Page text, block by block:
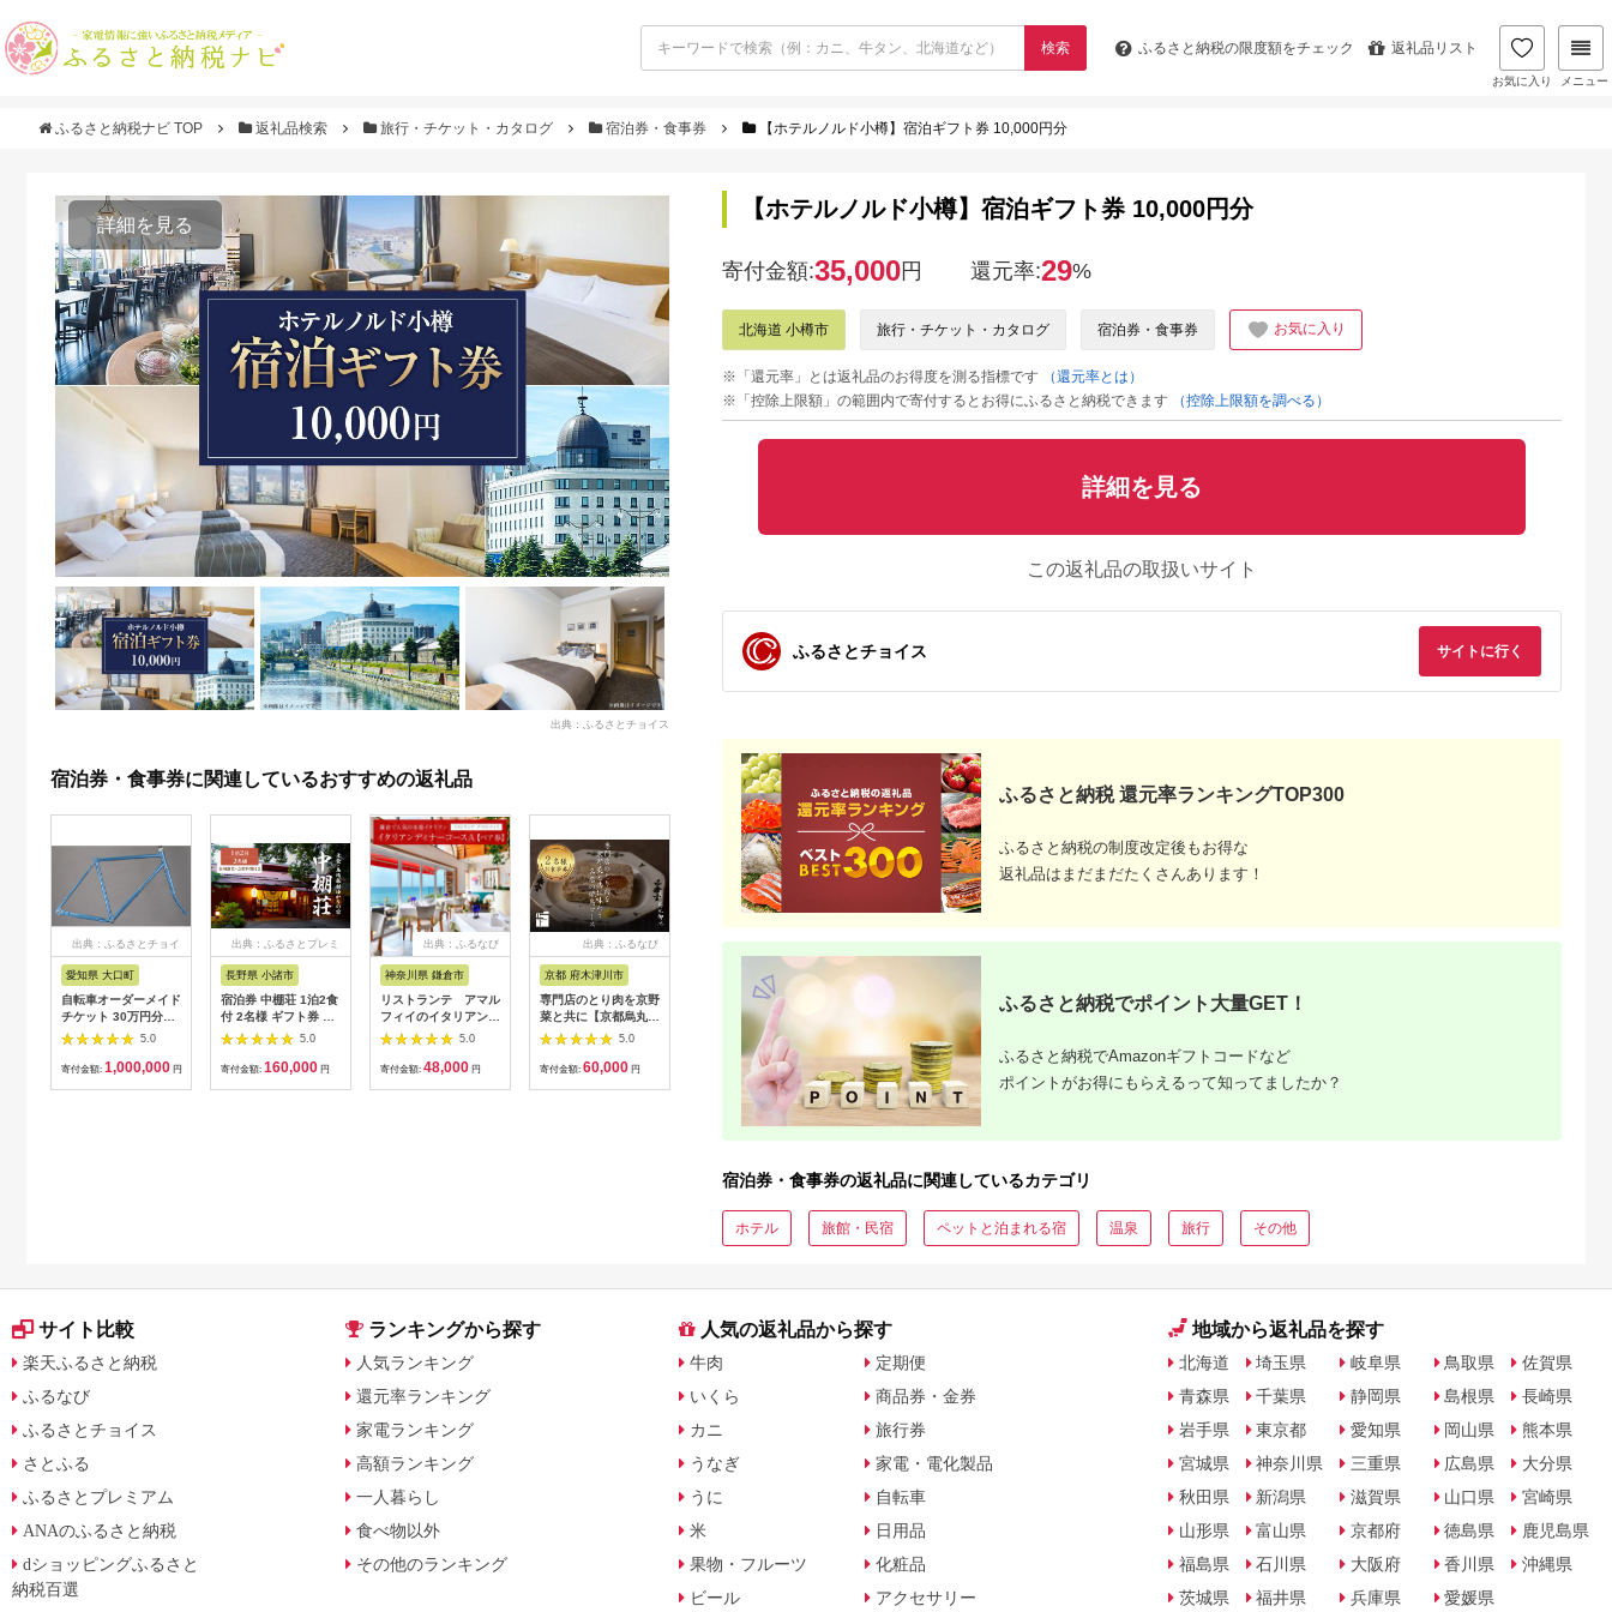
検索 ふるさと納税の限度額をチェック 返礼品リスト
お気に入り メニュー
ふるさと納税ナビ TOP 返礼品検索 旅行・チケット・カタログ 宿泊券・食事券 【ホテルノルド小樽】宿泊ギフト券 10,000円分
詳細を見る
出典：ふるさとチョイス
宿泊券・食事券に関連しているおすすめの返礼品
出典：ふるさとチョイ
愛知県 大口町
自転車オーダーメイド
チケット 30万円分
【1360365】
5.0
寄付金額: 1,000,000 円
出典：ふるさとプレミ
長野県 小諸市
宿泊券 中棚荘 1泊2食
付 2名様 ギフト券 チ
ケット 券 宿泊 旅行
5.0
寄付金額: 160,000 円
出典：ふるなび
神奈川県 鎌倉市
リストランテ アマル
フィイのイタリアンデ
ィナーコースA ペア
5.0
寄付金額: 48,000 円
出典：ふるなび
京都 府木津川市
専門店のとり肉を京野
菜と共に【京都烏丸御
池】で味わう2名様焼
鳥コースお食事券
064-15
5.0
寄付金額: 60,000 円
出典：ふるなび
界 雲仙 ふるさと納
税宿泊ギフト券
（15,000円）【星野
リゾート】
5.0
50,000円
出典：ふるなび
埼玉県 飯能市
お食事券(ペア) チケッ
5.0
寄付金額:14,000円
出典：ふるさとチョイ
【先行受付】ゴルフク
ラブ購入補助券
C701_(都城市) ゴルフ
ゴルフクラブ ダンロ
ップ ゼクシオ スリク
ジ 最新モデル
1,000,000
出典：ふるさとチョイ
北軽井沢・八ッ場ダム
周辺ほか町内各所で利
さと感謝券（3,000円
分）
10,000
出典：ふるさとプレミ
出典：ふるさとチョ
【ホテルノルド小樽】宿泊ギフト券 10,000円分
寄付金額:35,000円 還元率:29%
北海道 小樽市 旅行・チケット・カタログ 宿泊券・食事券 お気に入り
※「還元率」とは返礼品のお得度を測る指標です
（還元率とは）
※「控除上限額」の範囲内で寄付するとお得にふるさと納税できます
（控除上限額を調べる）
詳細を見る
この返礼品の取扱いサイト
ふるさとチョイス サイトに行く
ふるさと納税 還元率ランキングTOP300
ふるさと納税の制度改定後もお得な
返礼品はまだまだたくさんあります！
ふるさと納税でポイント大量GET！
ふるさと納税でAmazonギフトコードなど
ポイントがお得にもらえるって知ってましたか？
宿泊券・食事券の返礼品に関連しているカテゴリ
ホテル 旅館・民宿 ペットと泊まれる宿 温泉 旅行 その他
サイト比較
楽天ふるさと納税
ふるなび
ふるさとチョイス
さとふる
ふるさとプレミアム
ANAのふるさと納税
dショッピングふるさと
納税百選
ランキングから探す
人気ランキング
還元率ランキング
家電ランキング
高額ランキング
一人暮らし
食べ物以外
その他のランキング
人気の返礼品から探す
牛肉
いくら
カニ
うなぎ
うに
米
果物・フルーツ
ビール
定期便
商品券・金券
旅行券
家電・電化製品
自転車
日用品
化粧品
アクセサリー
地域から返礼品を探す
北海道
青森県
岩手県
宮城県
秋田県
山形県
福島県
茨城県
埼玉県
千葉県
東京都
神奈川県
新潟県
富山県
石川県
福井県
岐阜県
静岡県
愛知県
三重県
滋賀県
京都府
大阪府
兵庫県
鳥取県
島根県
岡山県
広島県
山口県
徳島県
香川県
愛媛県
佐賀県
長崎県
熊本県
大分県
宮崎県
鹿児島県
沖縄県